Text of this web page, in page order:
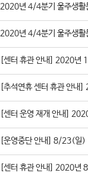
2020년 4/4분기 울주생활
2020년 4/4분기 울주생활
[센터 휴관 안내] 2020년
[추석연휴 센터 휴관 안
[센터 운영 재개 안내]
[운영중단 안내] 8/23(일)
[센터 휴관 안내] 2020년